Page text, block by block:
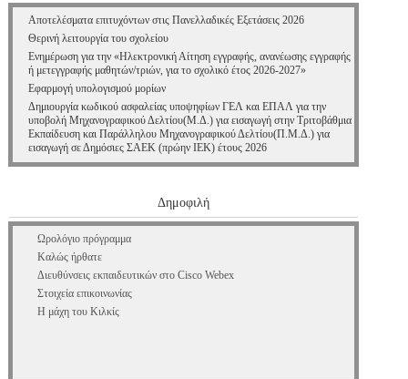
Αποτελέσματα επιτυχόντων στις Πανελλαδικές Εξετάσεις 2026
Θερινή λειτουργία του σχολείου
Ενημέρωση για την «Ηλεκτρονική Αίτηση εγγραφής, ανανέωσης εγγραφής
ή μετεγγραφής μαθητών/τριών, για το σχολικό έτος 2026-2027»
Εφαρμογή υπολογισμού μορίων
Δημιουργία κωδικού ασφαλείας υποψηφίων ΓΕΛ και ΕΠΑΛ για την
υποβολή Μηχανογραφικού Δελτίου(Μ.Δ.) για εισαγωγή στην Τριτοβάθμια
Εκπαίδευση και Παράλληλου Μηχανογραφικού Δελτίου(Π.Μ.Δ.) για
εισαγωγή σε Δημόσιες ΣΑΕΚ (πρώην ΙΕΚ) έτους 2026
Δημοφιλή
Ωρολόγιο πρόγραμμα
Καλώς ήρθατε
Διευθύνσεις εκπαιδευτικών στο Cisco Webex
Στοιχεία επικοινωνίας
Η μάχη του Κιλκίς